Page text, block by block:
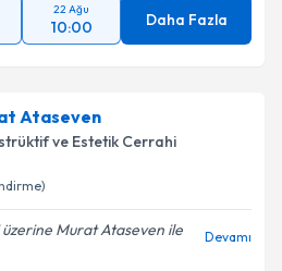
22 Ağu
10:00 Daha Fazla
Ataseven
ve Estetik Cerrahi
üzerine Murat Ataseven ile
Devamı